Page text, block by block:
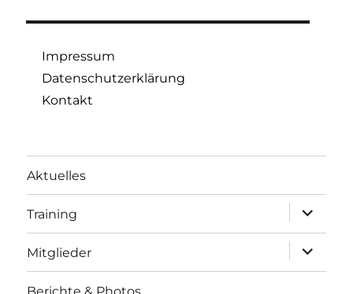
Impressum
Datenschutzerklärung
Kontakt
Aktuelles
Training
öffnen
Mitglieder
öffnen
Berichte & Photos